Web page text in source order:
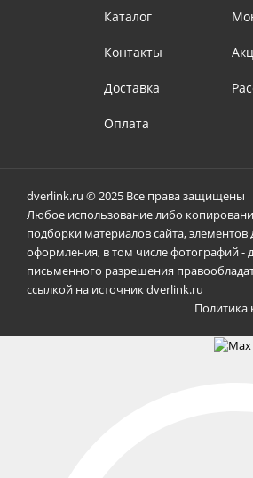
Каталог
Контакты
Доставка
Оплата
dverlink.ru © 2025 Все права защищены
Любое использование либо
подборки материалов сайта, элементов
оформления, в том числе фотографий -
письменного разрешения
ссылкой на источник dverlink.ru
Политика